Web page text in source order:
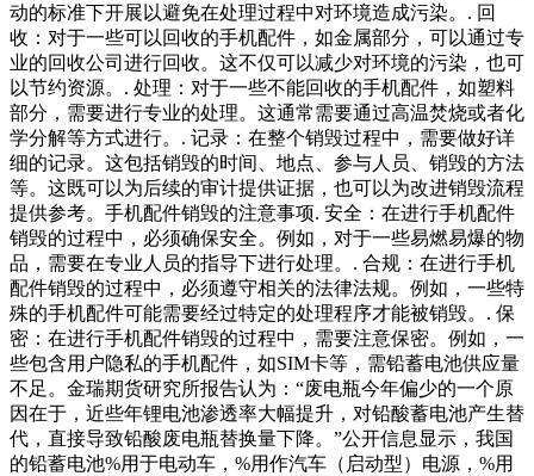
动的标准下开展以避免在处理过程中对环境造成污染。. 回
收：对于一些可以回收的手机配件，如金属部分，可以通过专
业的回收公司进行回收。这不仅可以减少对环境的污染，也可
以节约资源。. 处理：对于一些不能回收的手机配件，如塑料
部分，需要进行专业的处理。这通常需要通过高温焚烧或者化
学分解等方式进行。. 记录：在整个销毁过程中，需要做好详
细的记录。这包括销毁的时间、地点、参与人员、销毁的方法
等。这既可以为后续的审计提供证据，也可以为改进销毁流程
提供参考。手机配件销毁的注意事项. 安全：在进行手机配件
销毁的过程中，必须确保安全。例如，对于一些易燃易爆的物
品，需要在专业人员的指导下进行处理。. 合规：在进行手机
配件销毁的过程中，必须遵守相关的法律法规。例如，一些特
殊的手机配件可能需要经过特定的处理程序才能被销毁。. 保
密：在进行手机配件销毁的过程中，需要注意保密。例如，一
些包含用户隐私的手机配件，如SIM卡等，需铅蓄电池供应量
不足。金瑞期货研究所报告认为：“废电瓶今年偏少的一个原
因在于，近些年锂电池渗透率大幅提升，对铅酸蓄电池产生替
代，直接导致铅酸废电瓶替换量下降。”公开信息显示，我国
的铅蓄电池%用于电动车，%用作汽车（启动型）电源，%用